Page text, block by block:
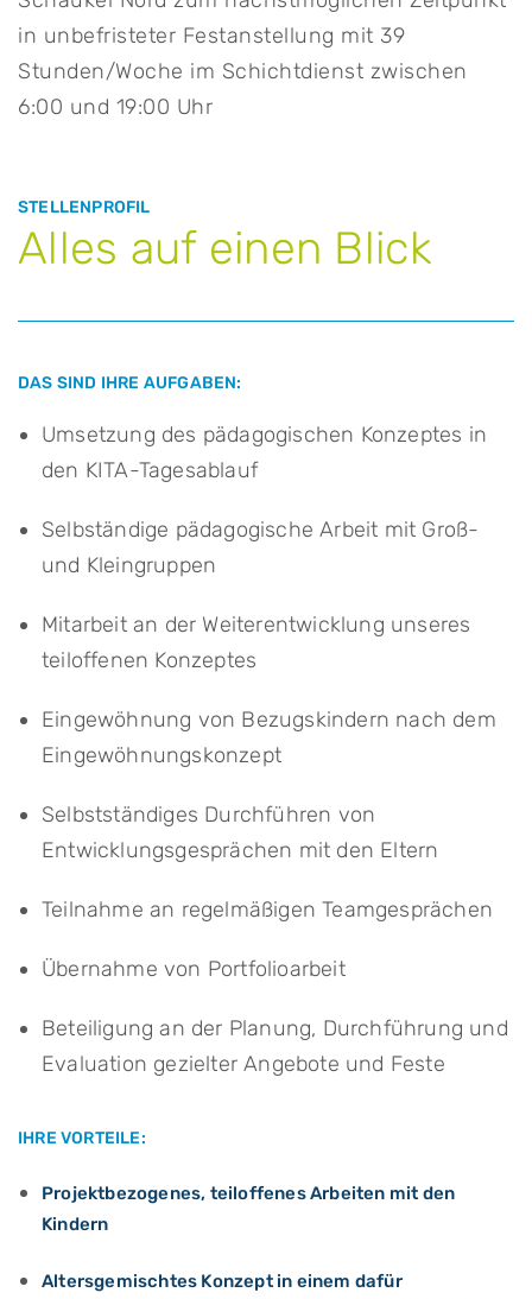
in unbefristeter Festanstellung mit 39
Stunden/Woche im Schichtdienst zwischen
6:00 und 19:00 Uhr
STELLENPROFIL
Alles auf einen Blick
DAS SIND IHRE AUFGABEN:
Umsetzung des pädagogischen Konzeptes in
den KITA-Tagesablauf
Selbständige pädagogische Arbeit mit Groß-
und Kleingruppen
Mitarbeit an der Weiterentwicklung unseres
teiloffenen Konzeptes
Eingewöhnung von Bezugskindern nach dem
Eingewöhnungskonzept
Selbstständiges Durchführen von
Entwicklungsgesprächen mit den Eltern
Teilnahme an regelmäßigen Teamgesprächen
Übernahme von Portfolioarbeit
Beteiligung an der Planung, Durchführung und
Evaluation gezielter Angebote und Feste
IHRE VORTEILE:
Projektbezogenes, teiloffenes Arbeiten mit den
Kindern
Altersgemischtes Konzept in einem dafür